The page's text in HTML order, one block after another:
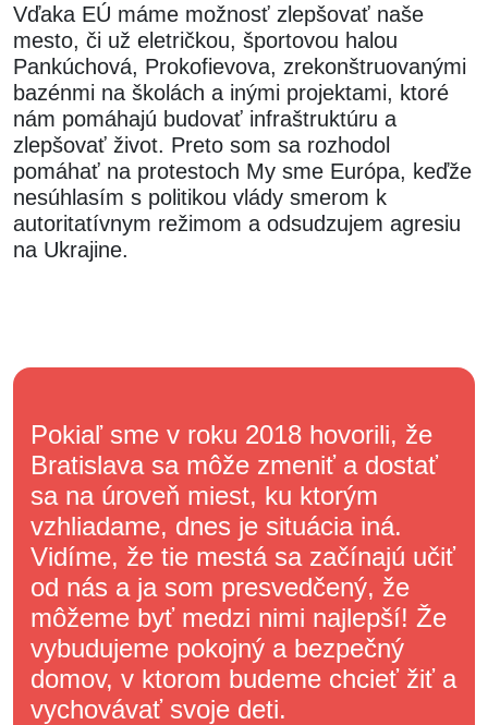
Vďaka EÚ máme možnosť zlepšovať naše
mesto, či už eletričkou, športovou halou
Pankúchová, Prokofievova, zrekonštruovanými
bazénmi na školách a inými projektami, ktoré
nám pomáhajú budovať infraštruktúru a
zlepšovať život. Preto som sa rozhodol
pomáhať na protestoch My sme Európa, keďže
nesúhlasím s politikou vlády smerom k
autoritatívnym režimom a odsudzujem agresiu
na Ukrajine.
Pokiaľ sme v roku 2018 hovorili, že
Bratislava sa môže zmeniť a dostať
sa na úroveň miest, ku ktorým
vzhliadame, dnes je situácia iná.
Vidíme, že tie mestá sa začínajú učiť
od nás a ja som presvedčený, že
môžeme byť medzi nimi najlepší! Že
vybudujeme pokojný a bezpečný
domov, v ktorom budeme chcieť žiť a
vychovávať svoje deti.